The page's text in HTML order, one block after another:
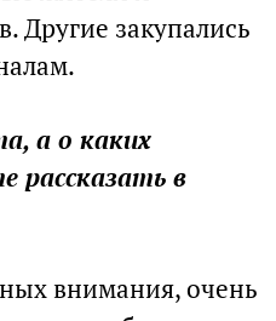
Другие закупались
а о каких
рассказать в
внимания, очень